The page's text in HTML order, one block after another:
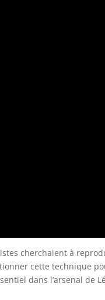
cherchaient à
cette technique
dans l’arsenal de